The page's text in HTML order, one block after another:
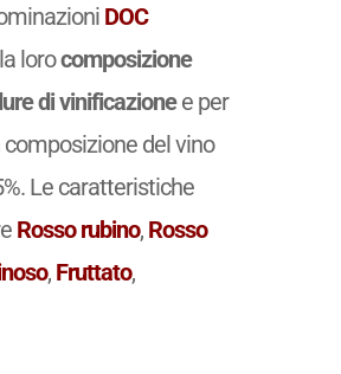
DOC
lorocomposizione
di vinificazionee per
del vino
Le caratteristiche
Rosso rubino, Rosso
, Fruttato,